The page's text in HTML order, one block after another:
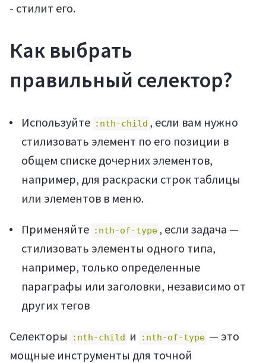
- стилит его.
Как выбрать
правильный селектор?
Используйте :nth-child , если вам нужно
стилизовать элемент по его позиции в
общем списке дочерних элементов,
например, для раскраски строк таблицы
или элементов в меню.
Применяйте :nth-of-type , если задача —
стилизовать элементы одного типа,
например, только определенные
параграфы или заголовки, независимо от
других тегов
Селекторы :nth-child и :nth-of-type — это
мощные инструменты для точной